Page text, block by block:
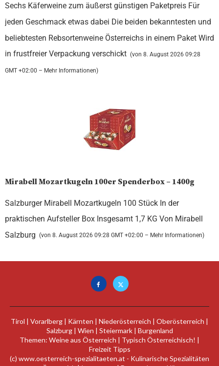
Sechs Käferweine zum äußerst günstigen Paketpreis Für
jeden Geschmack etwas dabei Die beiden bekanntesten und
beliebtesten Rebsortenweine Österreichs in einem Paket Wird
in frustfreier Verpackung verschickt (von 8. August 2026 09:28
GMT +02:00 – Mehr Informationen)
Mirabell Mozartkugeln 100er Spenderbox – 1400g
Salzburger Mirabell Mozartkugeln 100 Stück In der
praktischen Aufsteller Box Insgesamt 1,7 KG Von Mirabell
Salzburg (von 8. August 2026 09:28 GMT +02:00 – Mehr Informationen)
Tirol | Vorarlberg | Kärnten | Niederösterreich | Oberösterreich |
Salzburg| Wien | Steiermark| Burgenland
Themen: Weine aus Österreich | Typisch Österreichisch! |
Freizeit Tipps
(c) www.oesterreich-spezialitaeten.at - Kulinarische Spezialitäten